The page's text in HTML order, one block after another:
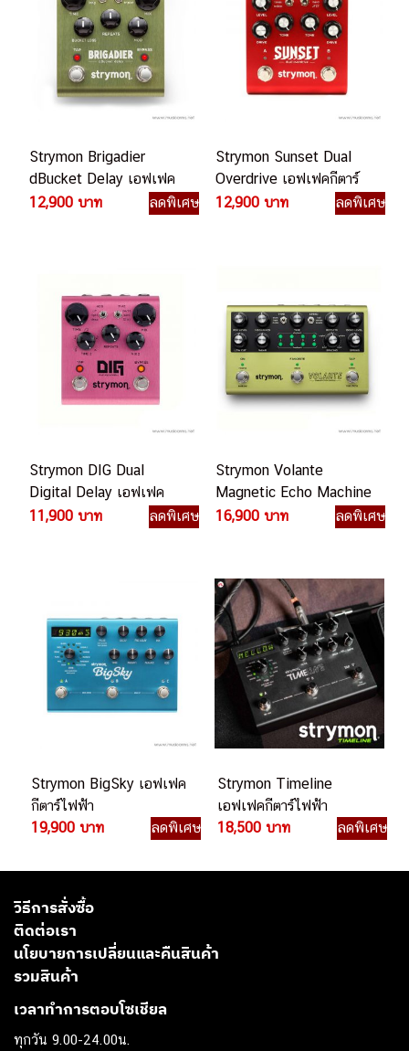
Strymon Brigadier
dBucket Delay เอฟเฟค
กีตาร์ไฟฟ้า
12,900 บาท ลดพิเศษ
Strymon Sunset Dual
Overdrive เอฟเฟคกีตาร์
ไฟฟ้า
12,900 บาท ลดพิเศษ
Strymon DIG Dual
Digital Delay เอฟเฟค
กีตาร์ไฟฟ้า
11,900 บาท ลดพิเศษ
Strymon Volante
Magnetic Echo Machine
เอฟเฟคกีตาร์ไฟฟ้า
16,900 บาท ลดพิเศษ
Strymon BigSky เอฟเฟค
กีตาร์ไฟฟ้า
19,900 บาท
ลดพิเศษ
Strymon Timeline
เอฟเฟคกีตาร์ไฟฟ้า
18,500 บาท
ลดพิเศษ
วิธีการสั่งซื้อ
ติดต่อเรา
นโยบายการเปลี่ยนและคืนสินค้า
รวมสินค้า
เวลาทำการตอบโซเชียล
ทุกวัน 9.00-24.00น.